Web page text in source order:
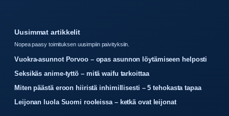
Uusimmat artikkelit
Nopea paasy toimituksen uusimpiin paivityksiin.
Vuokra-asunnot Porvoo – opas asunnon löytämiseen helposti
Seksikäs anime-tyttö – mitä waifu tarkoittaa
Miten päästä eroon hiiristä inhimillisesti – 5 tehokasta tapaa
Leijonan luola Suomi rooleissa – ketkä ovat leijonat